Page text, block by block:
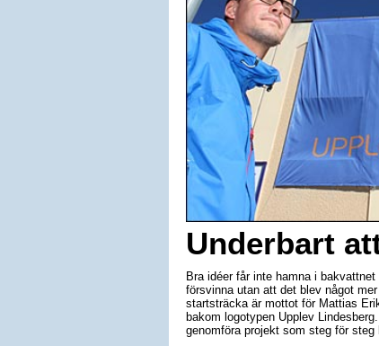
Underbart
Bra idéer får inte hamna i
försvinna utan att det blev något
startsträcka är mottot för Mattias
bakom logotypen Upplev
genomföra projekt som steg för